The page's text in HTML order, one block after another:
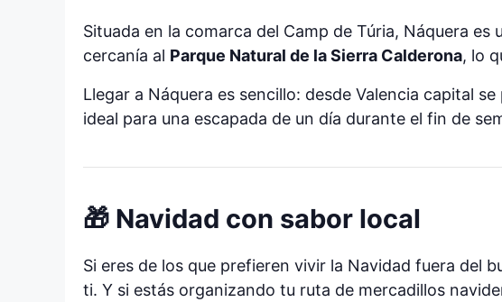
Situada en la comarca del Camp de Túria, Náquera
cercanía al Parque Natural de la Sierra Calderona, lo
Llegar a Náquera es sencillo: desde Valencia capital
ideal para una escapada de un día durante el fin de
🎁 Navidad con sabor local
Si eres de los que prefieren vivir la Navidad fuera del
ti. Y si estás organizando tu ruta de mercadillos